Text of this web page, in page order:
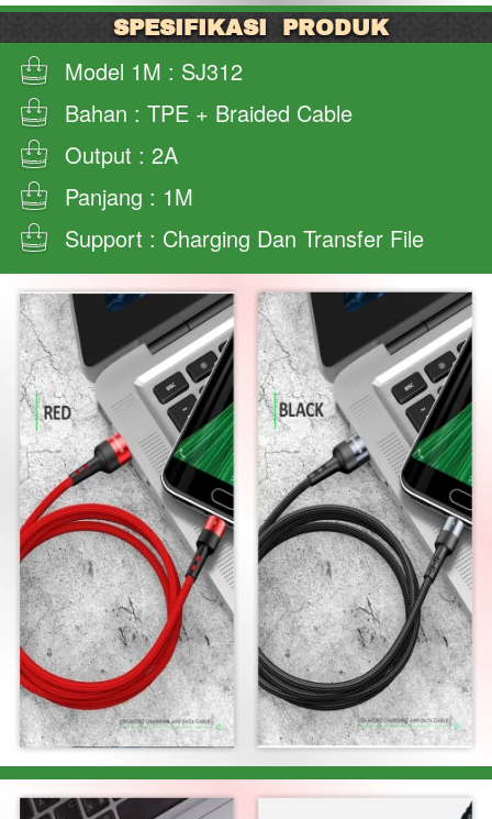
SPESIFIKASI PRODUK
Model 1M : SJ312
Bahan : TPE + Braided Cable
Output : 2A
Panjang : 1M
Support : Charging Dan Transfer File